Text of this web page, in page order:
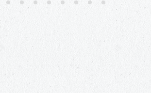
3 4 5 6 7 8 9 10